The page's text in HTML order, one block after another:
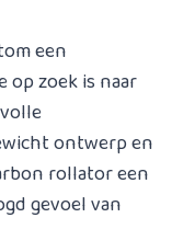
een
op zoek is naar
ontwerp en
rollator een
gevoel van